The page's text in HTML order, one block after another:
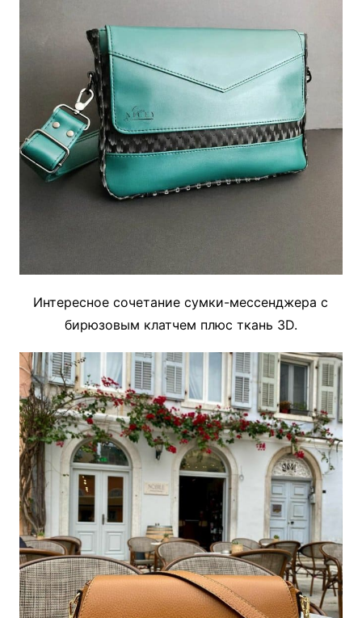
Интересное сочетание сумки-мессенджера с
бирюзовым клатчем плюс ткань 3D.